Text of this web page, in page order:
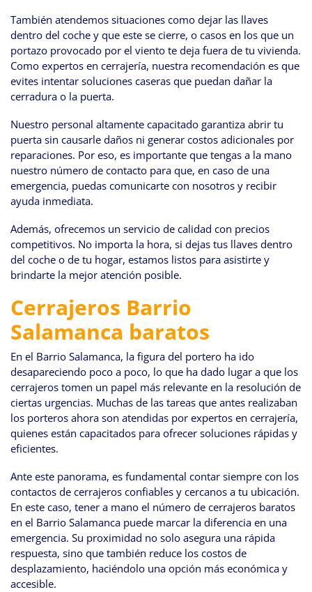
También atendemos situaciones como dejar las llaves
dentro del coche y que este se cierre, o casos en los que un
portazo provocado por el viento te deja fuera de tu vivienda.
Como expertos en cerrajería, nuestra recomendación es que
evites intentar soluciones caseras que puedan dañar la
cerradura o la puerta.
Nuestro personal altamente capacitado garantiza abrir tu
puerta sin causarle daños ni generar costos adicionales por
reparaciones. Por eso, es importante que tengas a la mano
nuestro número de contacto para que, en caso de una
emergencia, puedas comunicarte con nosotros y recibir
ayuda inmediata.
Además, ofrecemos un servicio de calidad con precios
competitivos. No importa la hora, si dejas tus llaves dentro
del coche o de tu hogar, estamos listos para asistirte y
brindarte la mejor atención posible.
Cerrajeros Barrio
Salamanca baratos
En el Barrio Salamanca, la figura del portero ha ido
desapareciendo poco a poco, lo que ha dado lugar a que los
cerrajeros tomen un papel más relevante en la resolución de
ciertas urgencias. Muchas de las tareas que antes realizaban
los porteros ahora son atendidas por expertos en cerrajería,
quienes están capacitados para ofrecer soluciones rápidas y
eficientes.
Ante este panorama, es fundamental contar siempre con los
contactos de cerrajeros confiables y cercanos a tu ubicación.
En este caso, tener a mano el número de cerrajeros baratos
en el Barrio Salamanca puede marcar la diferencia en una
emergencia. Su proximidad no solo asegura una rápida
respuesta, sino que también reduce los costos de
desplazamiento, haciéndolo una opción más económica y
accesible.